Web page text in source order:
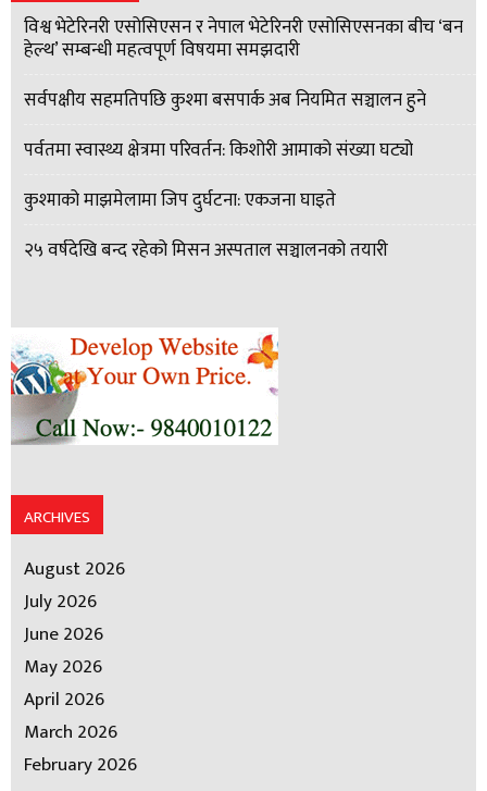
विश्व भेटेरिनरी एसोसिएसन र नेपाल भेटेरिनरी एसोसिएसनका बीच ‘बन
हेल्थ’ सम्बन्धी महत्वपूर्ण विषयमा समझदारी
सर्वपक्षीय सहमतिपछि कुश्मा बसपार्क अब नियमित सञ्चालन हुने
पर्वतमा स्वास्थ्य क्षेत्रमा परिवर्तन: किशोरी आमाको संख्या घट्यो
कुश्माको माझमेलामा जिप दुर्घटना: एकजना घाइते
२५ वर्षदेखि बन्द रहेको मिसन अस्पताल सञ्चालनको तयारी
ARCHIVES
August 2026
July 2026
June 2026
May 2026
April 2026
March 2026
February 2026